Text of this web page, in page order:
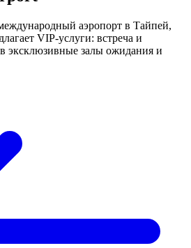
аэропорт в Тайпей,
VIP-услуги: встреча и
эксклюзивные залы ожидания и